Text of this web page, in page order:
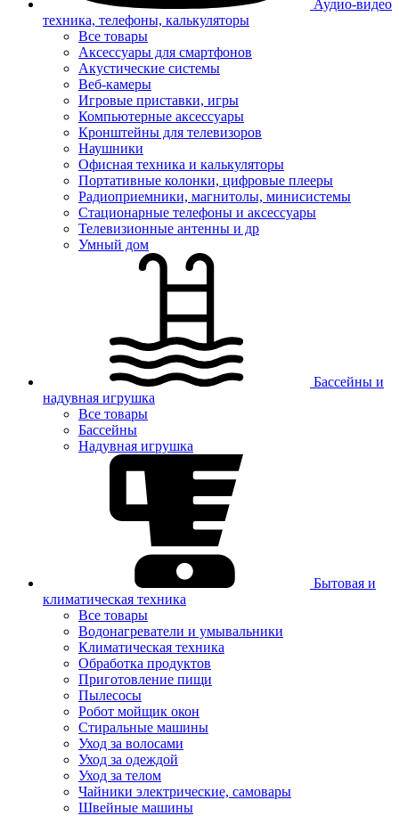
Аудио-видео
техника, телефоны, калькуляторы
Все товары
Аксессуары для смартфонов
Акустические системы
Веб-камеры
Игровые приставки, игры
Компьютерные аксессуары
Кронштейны для телевизоров
Наушники
Офисная техника и калькуляторы
Портативные колонки, цифровые плееры
Радиоприемники, магнитолы, минисистемы
Стационарные телефоны и аксессуары
Телевизионные антенны и др
Умный дом
Бассейны и
надувная игрушка
Все товары
Бассейны
Надувная игрушка
Бытовая и
климатическая техника
Все товары
Водонагреватели и умывальники
Климатическая техника
Обработка продуктов
Приготовление пищи
Пылесосы
Робот мойщик окон
Стиральные машины
Уход за волосами
Уход за одеждой
Уход за телом
Чайники электрические, самовары
Швейные машины